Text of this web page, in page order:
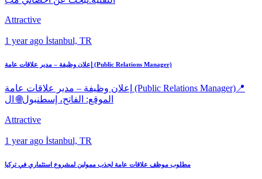
Attractive
1 year ago İstanbul, TR
إعلان وظيفة – مدير علاقات عامة (Public Relations Manager)
إعلان وظيفة – مدير علاقات عامة (Public Relations Manager)📍
الموقع: الفاتح، إسطنبول🌐 ال
Attractive
1 year ago İstanbul, TR
مطلوب موظف علاقات عامة لجذب ممولين لمشروع استثماري في تركيا